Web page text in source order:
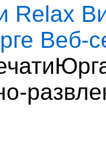
Relax
Веб-